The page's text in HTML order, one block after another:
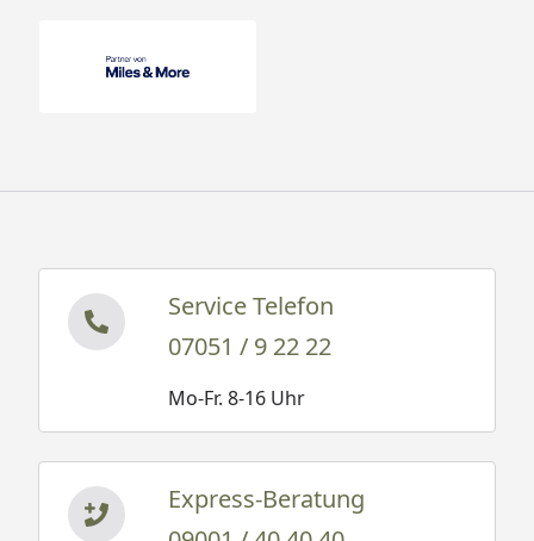
Service Telefon
07051 / 9 22 22
Mo-Fr. 8-16 Uhr
Express-Beratung